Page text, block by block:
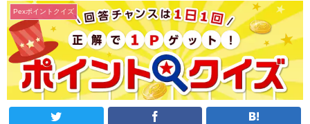
Pexポイントクイズ